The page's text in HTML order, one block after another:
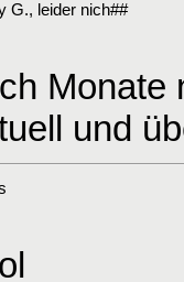
G., leider nich##
Monate
und